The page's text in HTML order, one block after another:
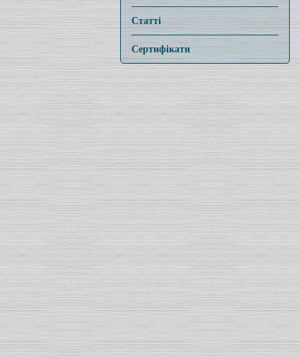
Статті
Сертифікати